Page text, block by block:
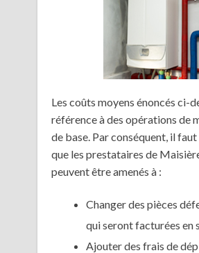
Les coûts moyens énoncés ci-
référence à des opérations de
de base. Par conséquent, il
que les prestataires de
peuvent être amenés à :
Changer des pièces
qui seront facturées en
Ajouter des frais de